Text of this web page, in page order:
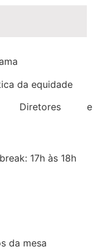
da equidade
Diretores e
17h às 18h
da mesa